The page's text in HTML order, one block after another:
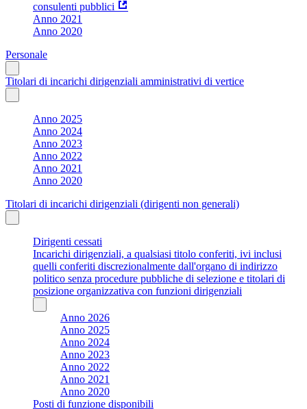
consulenti pubblici
Anno 2021
Anno 2020
Personale
Titolari di incarichi dirigenziali amministrativi di vertice
Anno 2025
Anno 2024
Anno 2023
Anno 2022
Anno 2021
Anno 2020
Titolari di incarichi dirigenziali (dirigenti non generali)
Dirigenti cessati
Incarichi dirigenziali, a qualsiasi titolo conferiti, ivi inclusi
quelli conferiti discrezionalmente dall'organo di indirizzo
politico senza procedure pubbliche di selezione e titolari di
posizione organizzativa con funzioni dirigenziali
Anno 2026
Anno 2025
Anno 2024
Anno 2023
Anno 2022
Anno 2021
Anno 2020
Posti di funzione disponibili